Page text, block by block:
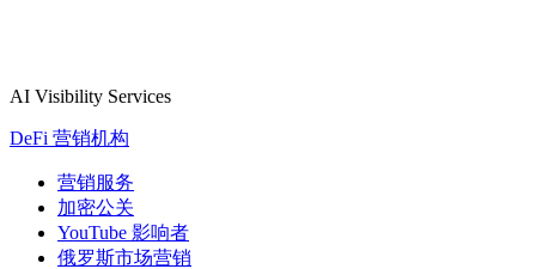
AI Visibility Services
DeFi 营销机构
营销服务
加密公关
YouTube 影响者
俄罗斯市场营销